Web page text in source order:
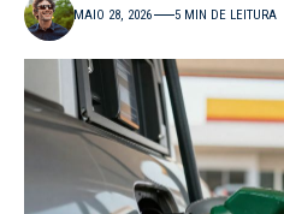
MAIO 28, 2026 5 MIN DE LEITURA